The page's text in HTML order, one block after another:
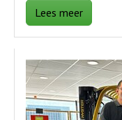
Lees meer